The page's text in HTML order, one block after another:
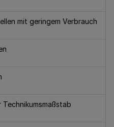
mit geringem Verbrauch